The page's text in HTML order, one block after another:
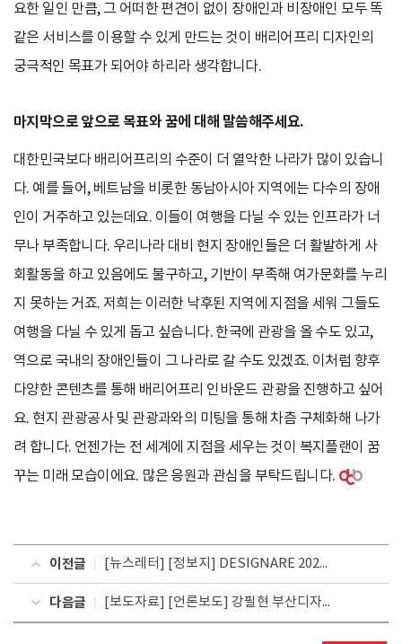
요한 일인 만큼, 그 어떠한 편견이 없이 장애인과 비장애인 모두 똑
같은 서비스를 이용할 수 있게 만드는 것이 배리어프리 디자인의
궁극적인 목표가 되어야 하리라 생각합니다.
마지막으로 앞으로 목표와 꿈에 대해 말씀해주세요.
대한민국보다 배리어프리의 수준이 더 열악한 나라가 많이 있습니
다. 예를 들어, 베트남을 비롯한 동남아시아 지역에는 다수의 장애
인이 거주하고 있는데요. 이들이 여행을 다닐 수 있는 인프라가 너
무나 부족합니다. 우리나라 대비 현지 장애인들은 더 활발하게 사
회활동을 하고 있음에도 불구하고, 기반이 부족해 여가문화를 누리
지 못하는 거죠. 저희는 이러한 낙후된 지역에 지점을 세워 그들도
여행을 다닐 수 있게 돕고 싶습니다. 한국에 관광을 올 수도 있고,
역으로 국내의 장애인들이 그 나라로 갈 수도 있겠죠. 이처럼 향후
다양한 콘텐츠를 통해 배리어프리 인바운드 관광을 진행하고 싶어
요. 현지 관광공사 및 관광과와의 미팅을 통해 차츰 구체화해 나가
려 합니다. 언젠가는 전 세계에 지점을 세우는 것이 복지플랜이 꿈
꾸는 미래 모습이에요. 많은 응원과 관심을 부탁드립니다.
이전글 [뉴스레터] [정보지] DESIGNARE 2024.3.(Vol.15)
다음글 [보도자료] [언론보도] 강필현 부산디자인진흥원장 “플라스틱 사용을 줄입시다” ‘바이바이 플라스틱 챌린지’ 동참